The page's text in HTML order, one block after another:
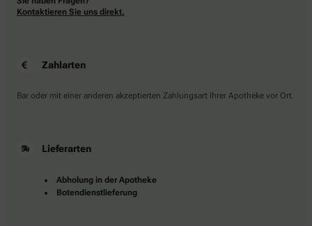
Kontaktieren Sie uns direkt.
Zahlarten
Bar oder mit einer anderen akzeptierten Zahlungsart Ihrer Apotheke vor Ort.
Lieferarten
Abholung in der Apotheke
Botendienstlieferung